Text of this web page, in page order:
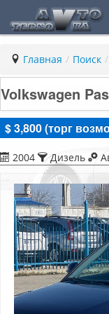
Статьи
ПДД ПМР
Главная / Поиск /
Volkswagen
$ 3,800 (торг
2004 Дизель